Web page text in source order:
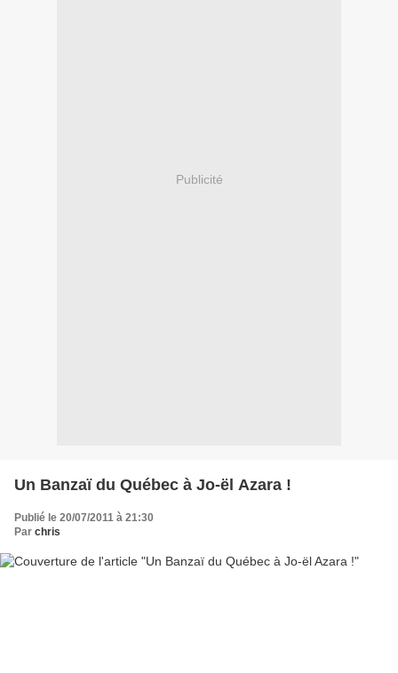
Publicité
Un Banzaï du Québec à Jo-ël Azara !
Publié le 20/07/2011 à 21:30
Par chris